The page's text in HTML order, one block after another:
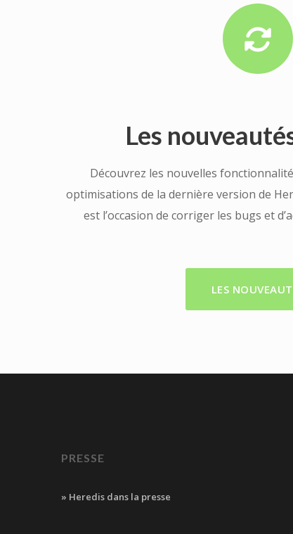
Les
Découvrez les nouvelles
optimisations de la dernière version de
est l’occasion de corriger les bugs et
LES
PRESSE
» Heredis dans la presse